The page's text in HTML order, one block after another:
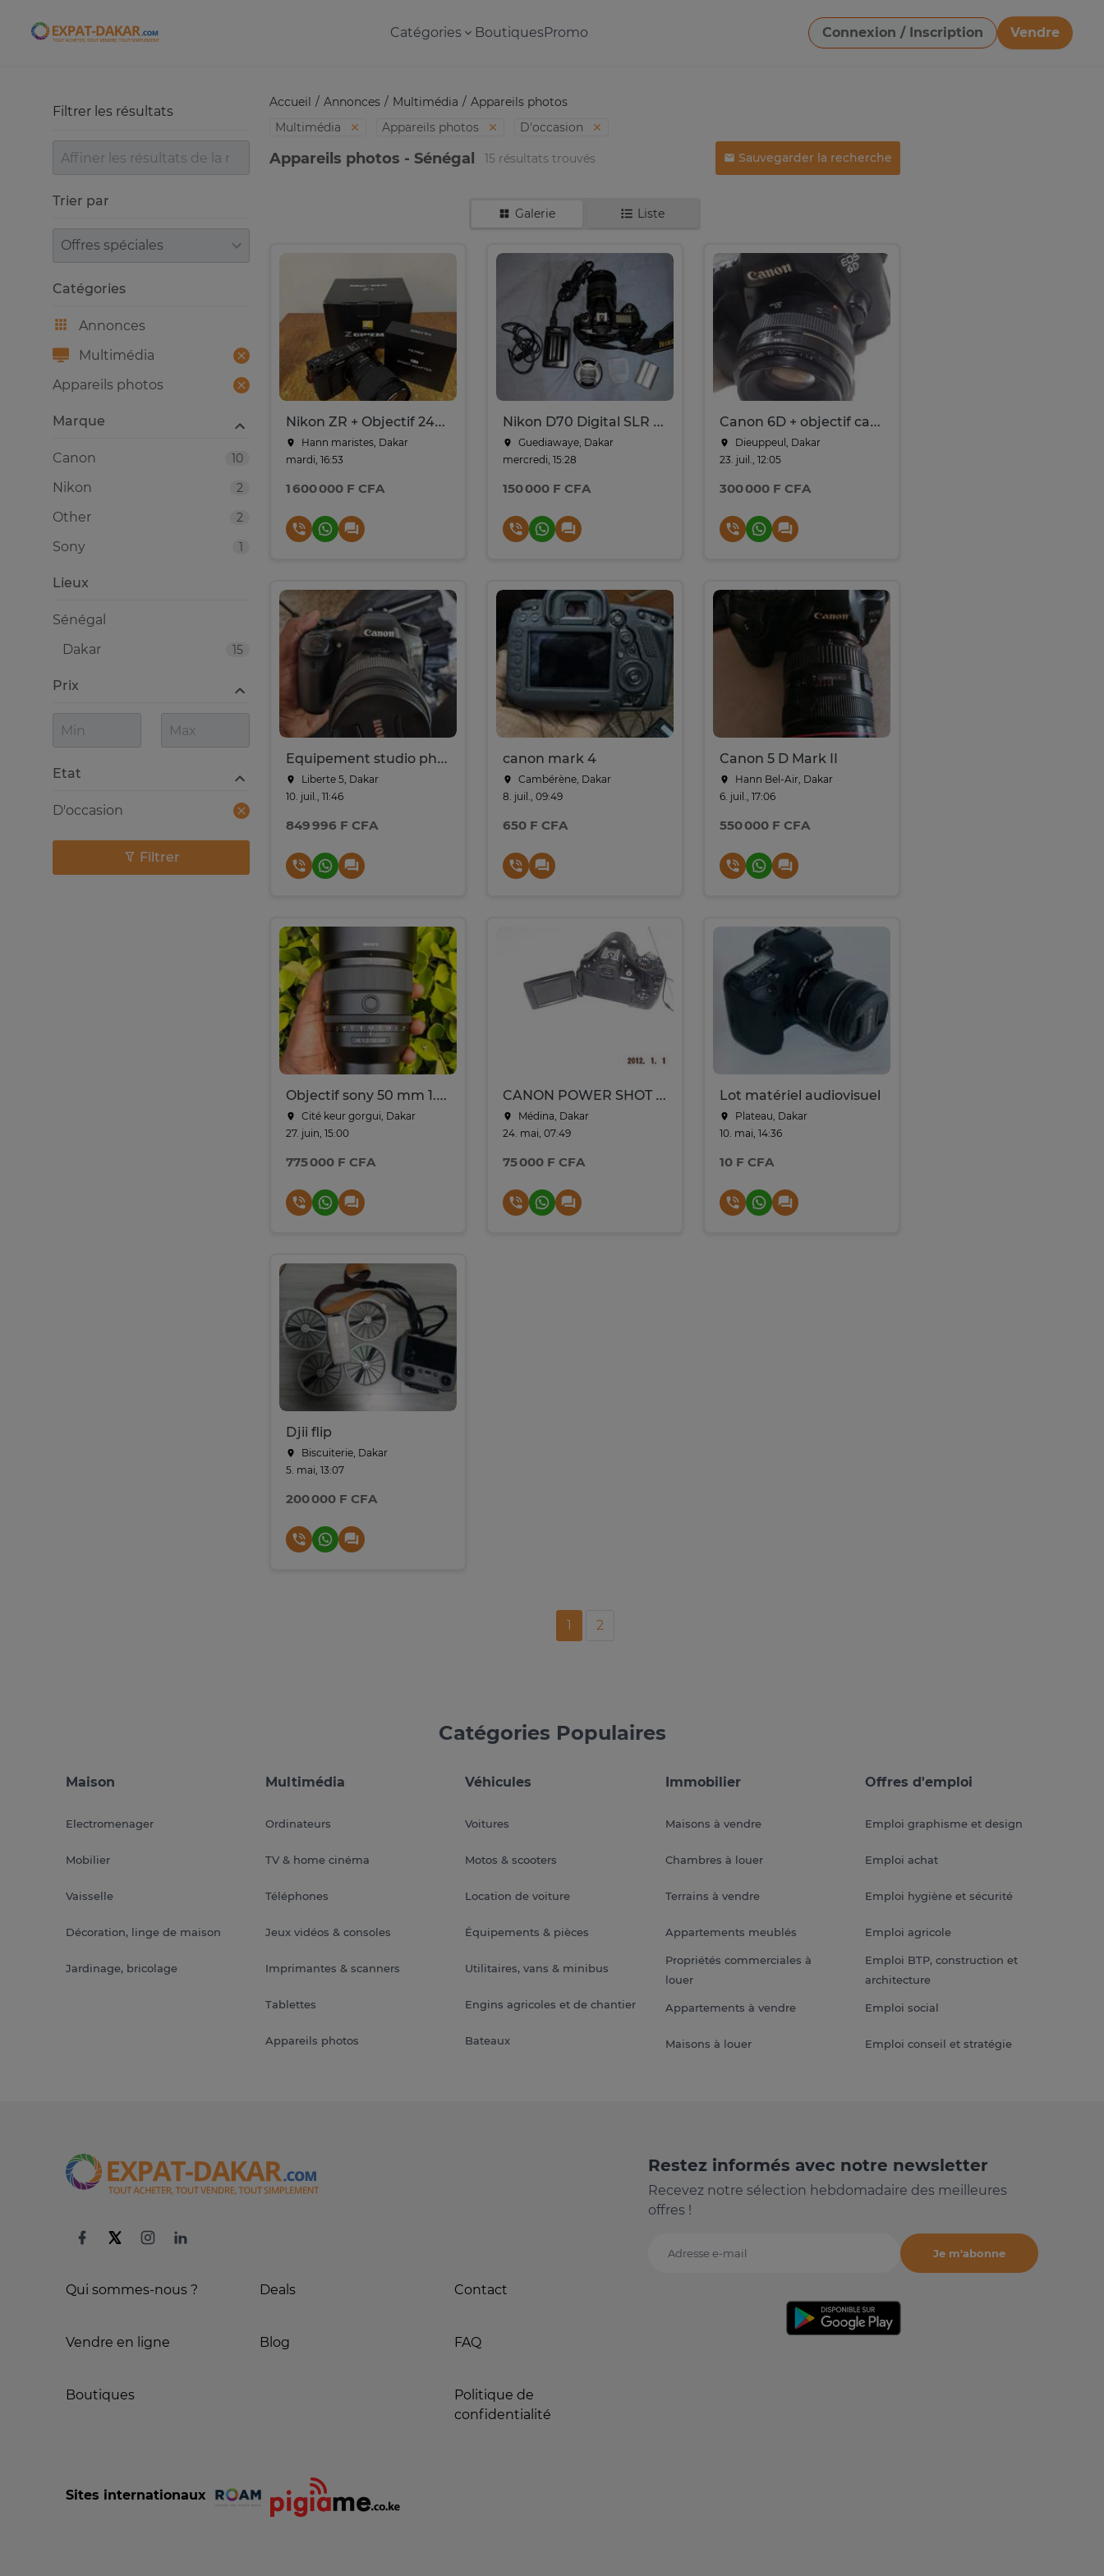
Expat-Dakar Catégories BoutiquesPromo Connexion / Inscription
Vendre
Télécharger une image
Accueil Annonces Multimédia
Appareils photos
Multimédia
Appareils photos D'occasion
Appareils photos - Sénégal 15 résultats trouvés Sauvegarder la recherche
Galerie Liste
Nikon ZR + Objectif 24-70mm f/4 S + Bague Viltrox Lens Sony
Hann maristes, Dakar
mardi, 16:53
1 600 000 F CFA
Nikon D70 Digital SLR Camera with AF-S Nikkor 18-70 mm lens
Guediawaye, Dakar
mercredi, 15:28
150 000 F CFA
Canon 6D + objectif canon 50mm 1.4
Dieuppeul, Dakar
23. juil., 12:05
300 000 F CFA
Equipement studio photo
Liberte 5, Dakar
10. juil., 11:46
849 996 F CFA
canon mark 4
Cambérène, Dakar
8. juil., 09:49
650 F CFA
Canon 5 D Mark II
Hann Bel-Air, Dakar
6. juil., 17:06
550 000 F CFA
Objectif sony 50 mm 1.2 GM
Cité keur gorgui, Dakar
27. juin, 15:00
775 000 F CFA
CANON POWER SHOT SX30IS
Médina, Dakar
24. mai, 07:49
75 000 F CFA
Lot matériel audiovisuel
Plateau, Dakar
10. mai, 14:36
10 F CFA
Djii flip
Biscuiterie, Dakar
5. mai, 13:07
200 000 F CFA
1 2
Filtrer les résultats
Trier par
Trier par
Catégories
Annonces
Multimédia
Appareils photos
Lieux
Sénégal
15
Dakar
Prix
Etat
D'occasion
Marque
10
Canon
2
Nikon
2
Other
1
Sony
Filtrer
Catégories Populaires
Maison
Electromenager
Mobilier
Vaisselle
Décoration, linge de maison
Jardinage, bricolage
Multimédia
Ordinateurs
TV & home cinéma
Téléphones
Jeux vidéos & consoles
Imprimantes & scanners
Tablettes
Appareils photos
Véhicules
Voitures
Motos & scooters
Location de voiture
Équipements & pièces
Utilitaires, vans & minibus
Engins agricoles et de chantier
Bateaux
Immobilier
Maisons à vendre
Chambres à louer
Terrains à vendre
Appartements meublés
Propriétés commerciales à
louer
Appartements à vendre
Maisons à louer
Offres d'emploi
Emploi graphisme et design
Emploi achat
Emploi hygiène et sécurité
Emploi agricole
Emploi BTP, construction et
architecture
Emploi social
Emploi conseil et stratégie
Qui sommes-nous ?
Vendre en ligne
Boutiques
Deals
Blog
Contact
FAQ
Politique de
confidentialité
Restez informés avec notre newsletter
Recevez notre sélection hebdomadaire des meilleures
offres !
Adresse e-mail
Je m'abonne
Sites internationaux